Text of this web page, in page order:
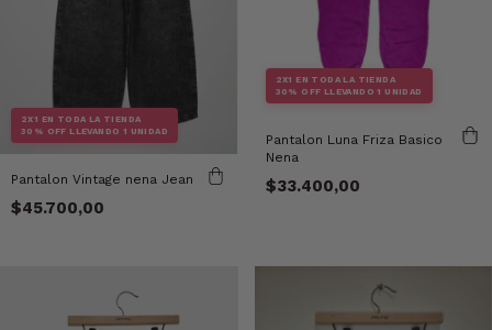
2X1 EN TODA LA TIENDA
30% OFF LLEVANDO 1 UNIDAD
Pantalon Vintage nena Jean
$45.700,00
2X1 EN TODA LA TIENDA
30% OFF LLEVANDO 1 UNIDAD
Pantalon Luna Friza Basico
Nena
$33.400,00